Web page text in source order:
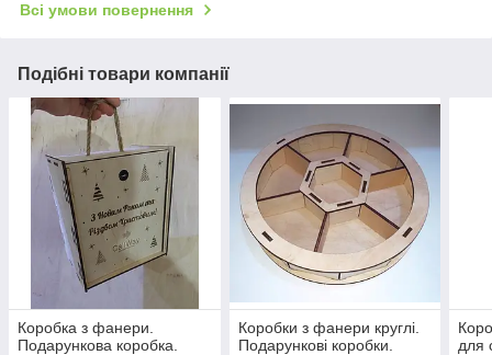
Всі умови повернення
Подібні товари компанії
Коробка з фанери.
Подарункова коробка.
Коробки з фанери круглі.
Подарункові коробки.
для